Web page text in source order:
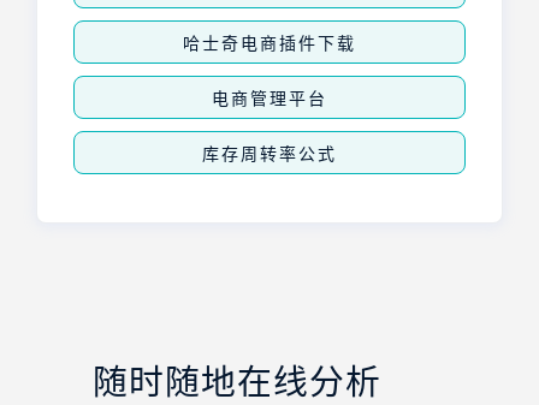
哈士奇电商插件下载
电商管理平台
库存周转率公式
随时随地在线分析